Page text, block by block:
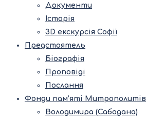
Документи
Історія
3D екскурсія Софії
Предстоятель
Біографія
Проповіді
Послання
Фонди пам’яті Митрополитів
Володимира (Сабодана)